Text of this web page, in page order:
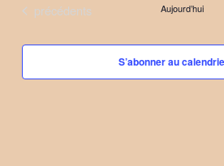
date.Évènements
précédents Aujourd’hui
S’abonner au